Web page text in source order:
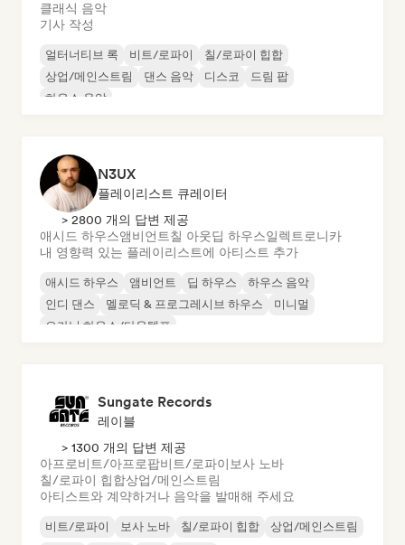
클래식 음악
기사 작성
얼터너티브 록 비트/로파이
칠/로파이 힙합
상업/메인스트림
댄스 음악 디스코
드림 팝
하우스 음악
N3UX
플레이리스트 큐레이터
> 2800 개의 답변 제공
애시드 하우스앰비언트칠 아웃딥 하우스일렉트로니카
내 영향력 있는 플레이리스트에 아티스트 추가
애시드 하우스 앰비언트 딥 하우스
하우스 음악
인디 댄스
멜로딕 & 프로그레시브 하우스
미니멀
오가닉 하우스/다운템포
Sungate Records
레이블
> 1300 개의 답변 제공
아프로비트/아프로팝비트/로파이 보사 노바
칠/로파이 힙합상업/메인스트림
아티스트와 계약하거나 음악을 발매해 주세요
비트/로파이 보사 노바 칠/로파이 힙합
상업/메인스트림